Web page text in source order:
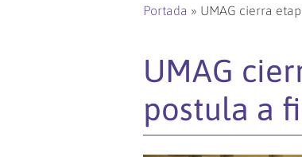
Portada » UMAG cierra
UMAG
postula a